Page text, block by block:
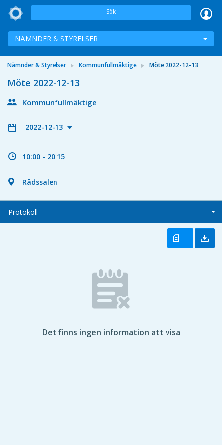
Sök
NÄMNDER & STYRELSER
Nämnder & Styrelser Kommunfullmäktige Möte 2022-12-13
Möte 2022-12-13
Kommunfullmäktige
2022-12-13
10:00 - 20:15
Rådssalen
Protokoll
Det finns ingen information att visa